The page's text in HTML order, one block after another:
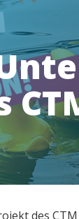
des CTM